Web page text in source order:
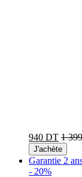
940 DT 1
J'achète
Garantie 2
- 20%